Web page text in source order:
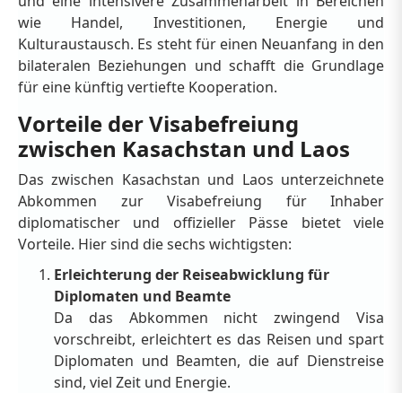
wie Handel, Investitionen, Energie und
Kulturaustausch. Es steht für einen Neuanfang in den
bilateralen Beziehungen und schafft die Grundlage
für eine künftig vertiefte Kooperation.
Vorteile der Visabefreiung
zwischen Kasachstan und Laos
Das zwischen Kasachstan und Laos unterzeichnete
Abkommen zur Visabefreiung für Inhaber
diplomatischer und offizieller Pässe bietet viele
Vorteile. Hier sind die sechs wichtigsten:
Erleichterung der Reiseabwicklung für
Diplomaten und Beamte
Da das Abkommen nicht zwingend Visa
vorschreibt, erleichtert es das Reisen und spart
Diplomaten und Beamten, die auf Dienstreise
sind, viel Zeit und Energie.